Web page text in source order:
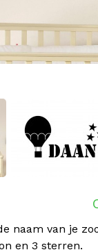
naam van je
en 3 sterren.